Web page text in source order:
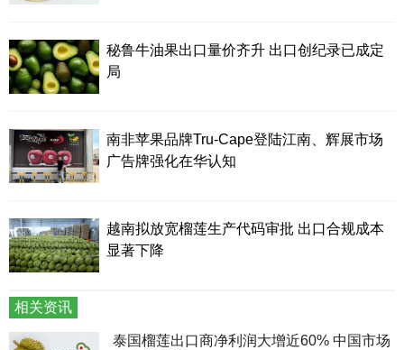
秘鲁牛油果出口量价齐升 出口创纪录已成定
局
南非苹果品牌Tru-Cape登陆江南、辉展市场
广告牌强化在华认知
越南拟放宽榴莲生产代码审批 出口合规成本
显著下降
相关资讯
泰国榴莲出口商净利润大增近60% 中国市场